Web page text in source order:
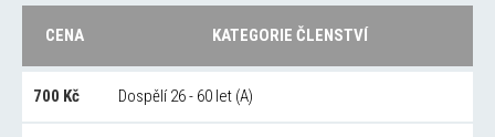
CENA KATEGORIE ČLENSTVÍ
700 Kč Dospělí 26 - 60 let (A)